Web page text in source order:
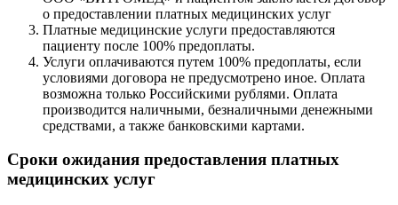
о предоставлении платных медицинских услуг
Платные медицинские услуги предоставляются
пациенту после 100% предоплаты.
Услуги оплачиваются путем 100% предоплаты, если
условиями договора не предусмотрено иное. Оплата
возможна только Российскими рублями. Оплата
производится наличными, безналичными денежными
средствами, а также банковскими картами.
Сроки ожидания предоставления платных
медицинских услуг